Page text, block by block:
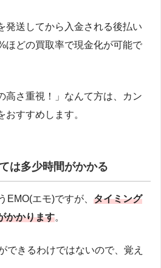
発送してから入金される後払い
ほどの買取率で現金化が可能で
高さ重視！」なんて方は、カン
おすすめします。
は多少時間がかかる
EMO(エモ)ですが、 タイミング
かかります。
できるわけではないので、覚え